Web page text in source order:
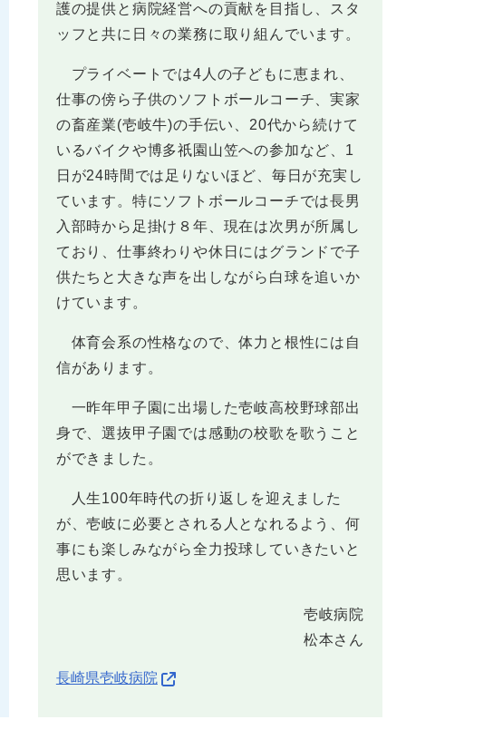
護の提供と病院経営への貢献を目指し、スタ
ッフと共に日々の業務に取り組んでいます。
プライベートでは4人の子どもに恵まれ、
仕事の傍ら子供のソフトボールコーチ、実家
の畜産業(壱岐牛)の手伝い、20代から続けて
いるバイクや博多祇園山笠への参加など、1
日が24時間では足りないほど、毎日が充実し
ています。特にソフトボールコーチでは長男
入部時から足掛け８年、現在は次男が所属し
ており、仕事終わりや休日にはグランドで子
供たちと大きな声を出しながら白球を追いか
けています。
体育会系の性格なので、体力と根性には自
信があります。
一昨年甲子園に出場した壱岐高校野球部出
身で、選抜甲子園では感動の校歌を歌うこと
ができました。
人生100年時代の折り返しを迎えました
が、壱岐に必要とされる人となれるよう、何
事にも楽しみながら全力投球していきたいと
思います。
壱岐病院
松本さん
長崎県壱岐病院